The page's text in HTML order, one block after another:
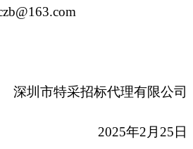
深圳市特采招标代理有限公司
2025年2月25日